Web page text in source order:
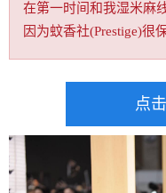
在第一时间和我湿米麻
因为蚊香社(Prestige)很
点